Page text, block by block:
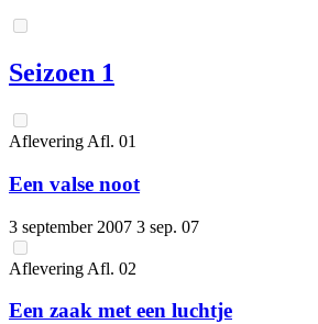
Seizoen 1
Aflevering Afl. 01
Een valse noot
3 september 2007 3 sep. 07
Aflevering Afl. 02
Een zaak met een luchtje